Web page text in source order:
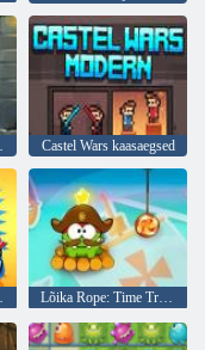
Drop Castel Wars kaasaegsed
nool Lõika Rope: Time Travel